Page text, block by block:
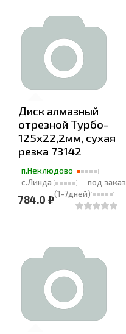
Диск алмазный
отрезной Турбо-
125х22,2мм, сухая
резка 73142
п.Неклюдово
с.Линда
под заказ
(1-7дней)
784.0 ₽